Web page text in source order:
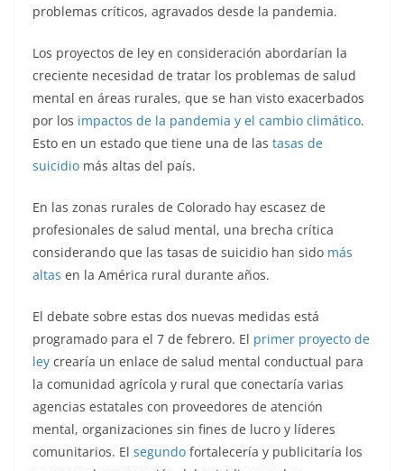
problemas críticos, agravados desde la pandemia.
Los proyectos de ley en consideración abordarían la
creciente necesidad de tratar los problemas de salud
mental en áreas rurales, que se han visto exacerbados
por los impactos de la pandemia y el cambio climático.
Esto en un estado que tiene una de las tasas de
suicidio más altas del país.
En las zonas rurales de Colorado hay escasez de
profesionales de salud mental, una brecha crítica
considerando que las tasas de suicidio han sido más
altas en la América rural durante años.
El debate sobre estas dos nuevas medidas está
programado para el 7 de febrero. El primer proyecto de
ley crearía un enlace de salud mental conductual para
la comunidad agrícola y rural que conectaría varias
agencias estatales con proveedores de atención
mental, organizaciones sin fines de lucro y líderes
comunitarios. El segundo fortalecería y publicitaría los